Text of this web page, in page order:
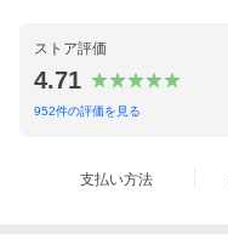
ストア評価
4.71
952件の評価を見る
支払い方法